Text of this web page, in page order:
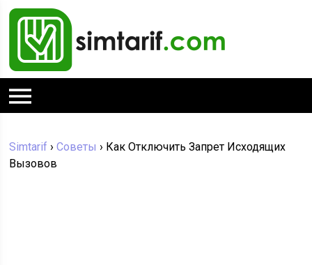
Simtarif ›Советы › Как Отключить Запрет Исходящих
Вызовов